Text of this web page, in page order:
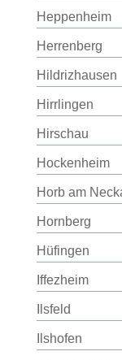
Heppenheim
Herrenberg
Hildrizhausen
Hirrlingen
Hirschau
Hockenheim
Horb am
Hornberg
Hüfingen
Iffezheim
Ilsfeld
Ilshofen